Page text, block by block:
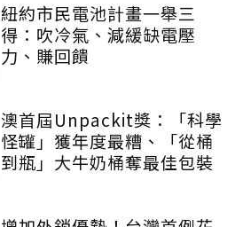
紐約市民電池計畫一舉三
得：吹冷氣、減緩缺電壓
力、賺回饋
澳首屆Unpackit獎：「科學
怪罐」獲年度最糟、「從桶
到瓶」大牛奶桶奪最佳包裝